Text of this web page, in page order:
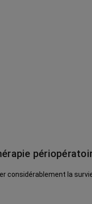
considérablement la